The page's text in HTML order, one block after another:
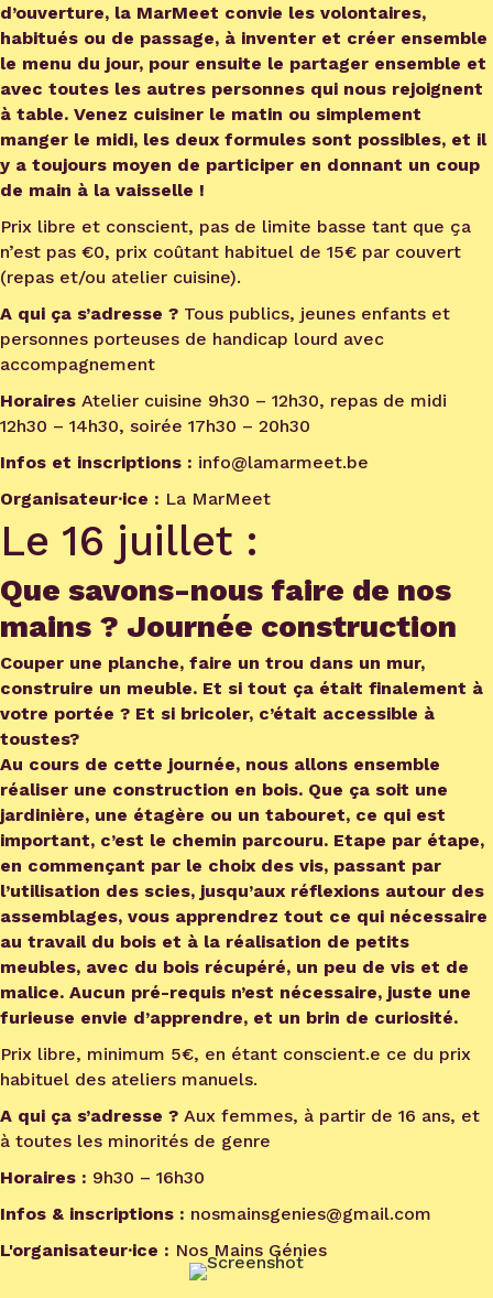
d’ouverture, la MarMeet convie les volontaires,
habitués ou de passage, à inventer et créer ensemble
le menu du jour, pour ensuite le partager ensemble et
avec toutes les autres personnes qui nous rejoignent
à table. Venez cuisiner le matin ou simplement
manger le midi, les deux formules sont possibles, et il
y a toujours moyen de participer en donnant un coup
de main à la vaisselle !
Prix libre et conscient, pas de limite basse tant que ça
n’est pas €0, prix coûtant habituel de 15€ par couvert
(repas et/ou atelier cuisine).
A qui ça s’adresse ? Tous publics, jeunes enfants et
personnes porteuses de handicap lourd avec
accompagnement
Horaires Atelier cuisine 9h30 – 12h30, repas de midi
12h30 – 14h30, soirée 17h30 – 20h30
Infos et inscriptions : info@lamarmeet.be
Organisateur·ice : La MarMeet
Le 16 juillet :
Que savons-nous faire de nos
mains ? Journée construction
Couper une planche, faire un trou dans un mur,
construire un meuble. Et si tout ça était finalement à
votre portée ? Et si bricoler, c’était accessible à
toustes?
Au cours de cette journée, nous allons ensemble
réaliser une construction en bois. Que ça soit une
jardinière, une étagère ou un tabouret, ce qui est
important, c’est le chemin parcouru. Etape par étape,
en commençant par le choix des vis, passant par
l’utilisation des scies, jusqu’aux réflexions autour des
assemblages, vous apprendrez tout ce qui nécessaire
au travail du bois et à la réalisation de petits
meubles, avec du bois récupéré, un peu de vis et de
malice. Aucun pré-requis n’est nécessaire, juste une
furieuse envie d’apprendre, et un brin de curiosité.
Prix libre, minimum 5€, en étant conscient.e ce du prix
habituel des ateliers manuels.
A qui ça s’adresse ? Aux femmes, à partir de 16 ans, et
à toutes les minorités de genre
Horaires : 9h30 – 16h30
Infos & inscriptions : nosmainsgenies@gmail.com
L'organisateur·ice : Nos Mains Génies